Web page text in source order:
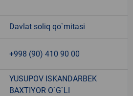
Davlat soliq qo`mitasi
+998 (90) 410 90 00
YUSUPOV ISKANDARBEK
BAXTIYOR O`G`LI